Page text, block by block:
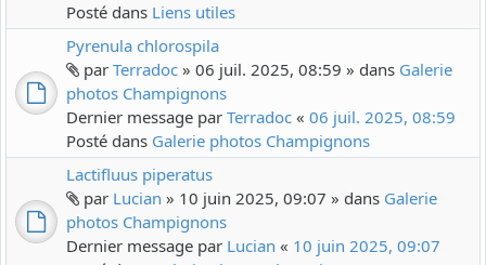
Posté dans Liens utiles
Pyrenula chlorospila
par Terradoc » 06 juil. 2025, 08:59 » dans Galerie
photos Champignons
Dernier message par Terradoc « 06 juil. 2025, 08:59
Posté dans Galerie photos Champignons
Lactifluus piperatus
par Lucian » 10 juin 2025, 09:07 » dans Galerie
photos Champignons
Dernier message par Lucian « 10 juin 2025, 09:07